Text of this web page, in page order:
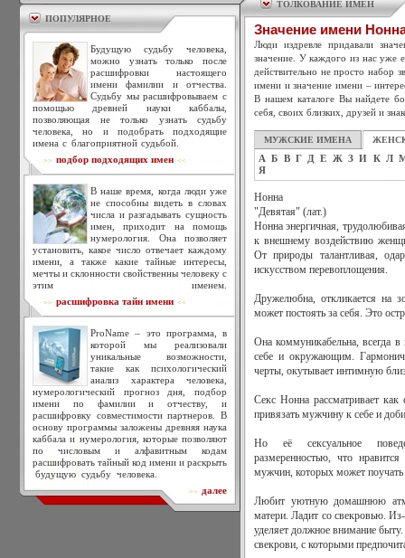
ПОПУЛЯРНОЕ
Будущую судьбу человека,
можно узнать только после
расшифровки настоящего
имени фамилии и отчества.
Судьбу мы расшифровываем с
помощью древней науки каббалы,
позволяющая не только узнать судьбу
человека, но и подобрать подходящие
имена с благоприятной судьбой.
>> подбор подходящих имен <<
В наше время, когда люди уже
не способны видеть в словах
числа и разгадывать сущность
имен, приходит на помощь
нумерология. Она позволяет
установить, какое число отвечает каждому
имени, а также какие тайные интересы,
мечты и склонности свойственны человеку с
этим именем.
>> расшифровка тайн имени <<
ProName – это программа, в
которой мы реализовали
уникальные возможности,
такие как психологический
анализ характера человека,
нумерологический прогноз дня, подбор
имени по фамилии и отчеству, и
расшифровку совместимости партнеров. В
основу программы заложены древняя наука
каббала и нумерология, которые позволяют
по числовым и алфавитным кодам
расшифровать тайный код имени и раскрыть
будущую судьбу человека.
>> далее
ТОЛКОВАНИЕ ИМЁН
Значение имени
Люди издревле придавали
значение. У каждого из нас уже
действительно не просто набор
имени и значение имени –
В нашем каталоге Вы найдете
себя, своих близких, друзей и
МУЖСКИЕ ИМЕНА
А Б В Г Д Е Ж З И К Л
Я
Нонна
"Девятая" (лат.)
Нонна энергичная,
к внешнему воздействию
От природы талантливая,
искусством перевоплощения.
Дружелюбна, откликается на
может постоять за себя. Это
Она коммуникабельна, всегда
себе и окружающим.
черты, окутывает интимную
Секс Нонна рассматривает как
привязать мужчину к себе и
Но её сексуальное
размеренностью, что
мужчин, которых может поучать
Любит уютную домашнюю
матери. Ладит со свекровью.
уделяет должное внимание
свекрови, с которыми